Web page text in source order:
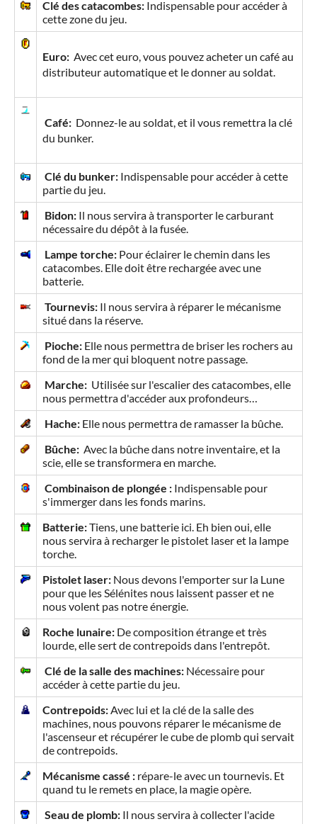
Clé des catacombes: Indispensable pour accéder à
cette zone du jeu.
Euro: Avec cet euro, vous pouvez acheter un café au
distributeur automatique et le donner au soldat.
Café: Donnez-le au soldat, et il vous remettra la clé
du bunker.
Clé du bunker: Indispensable pour accéder à cette
partie du jeu.
Bidon: Il nous servira à transporter le carburant
nécessaire du dépôt à la fusée.
Lampe torche: Pour éclairer le chemin dans les
catacombes. Elle doit être rechargée avec une
batterie.
Tournevis: Il nous servira à réparer le mécanisme
situé dans la réserve.
Pioche: Elle nous permettra de briser les rochers au
fond de la mer qui bloquent notre passage.
Marche: Utilisée sur l'escalier des catacombes, elle
nous permettra d'accéder aux profondeurs…
Hache: Elle nous permettra de ramasser la bûche.
Bûche: Avec la bûche dans notre inventaire, et la
scie, elle se transformera en marche.
Combinaison de plongée : Indispensable pour
s'immerger dans les fonds marins.
Batterie:Tiens, une batterie ici. Eh bien oui, elle
nous servira à recharger le pistolet laser et la lampe
torche.
Pistolet laser: Nous devons l'emporter sur la Lune
pour que les Sélénites nous laissent passer et ne
nous volent pas notre énergie.
Roche lunaire: De composition étrange et très
lourde, elle sert de contrepoids dans l'entrepôt.
Clé de la salle des machines: Nécessaire pour
accéder à cette partie du jeu.
Contrepoids: Avec lui et la clé de la salle des
machines, nous pouvons réparer le mécanisme de
l'ascenseur et récupérer le cube de plomb qui servait
de contrepoids.
Mécanisme cassé : répare-le avec un tournevis. Et
quand tu le remets en place, la magie opère.
Seau de plomb: Il nous servira à collecter l'acide